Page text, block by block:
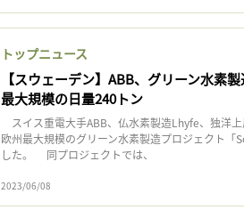
トップニュース
【スウェーデン】ABB、グリーン水素
最大規模の日量240トン
スイス重電大手ABB、仏水素製造Lhyfe、独洋
欧州最大規模のグリーン水素製造プロジェクト
した。 同プロジェクトでは、
2023/06/08